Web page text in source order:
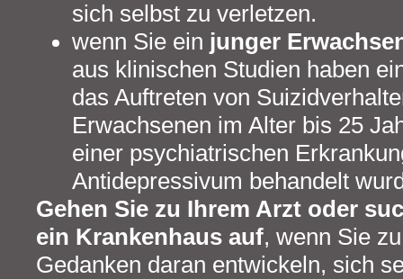
sich selbst zu verletzen.
wenn Sie ein junger
aus klinischen Studien haben
das Auftreten von
Erwachsenen im Alter bis 25
einer psychiatrischen
Antidepressivum behandelt
Gehen Sie zu Ihrem Arzt oder
ein Krankenhaus auf, wenn Sie
Gedanken daran entwickeln, sich